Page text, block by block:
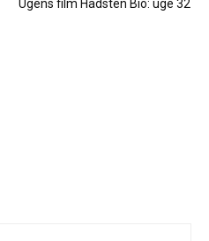
Ugens film Hadsten Bio: uge 32